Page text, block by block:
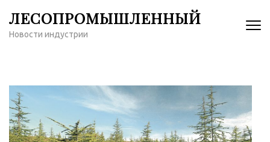
содержимому
ЛЕСОПРОМЫШЛЕННЫЙ
Новости индустрии